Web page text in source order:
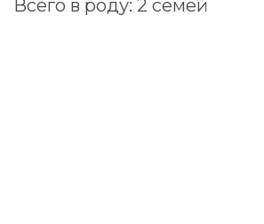
Всего в роду: 2 семей